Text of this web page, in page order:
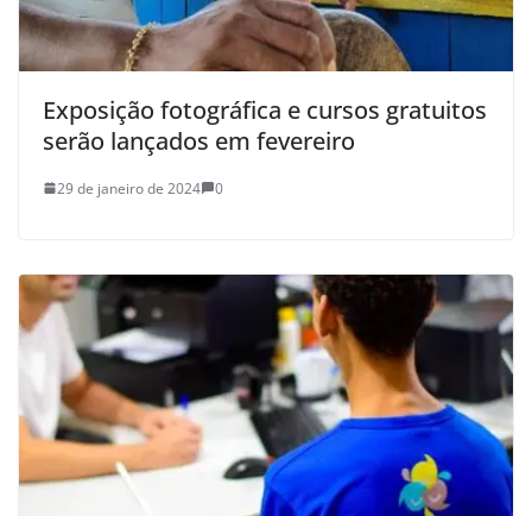
Exposição fotográfica e cursos gratuitos
serão lançados em fevereiro
29 de janeiro de 2024 0